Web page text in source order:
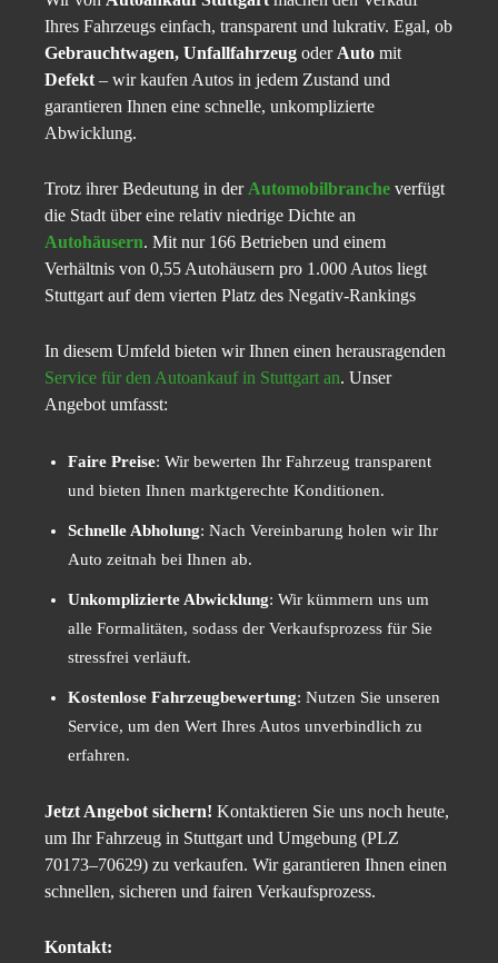
Ihres Fahrzeugs einfach, transparent und lukrativ. Egal, ob
Gebrauchtwagen, Unfallfahrzeug oder Auto mit
Defekt – wir kaufen Autos in jedem Zustand und
garantieren Ihnen eine schnelle, unkomplizierte
Abwicklung.
Trotz ihrer Bedeutung in der Automobilbranche verfügt
die Stadt über eine relativ niedrige Dichte an
Autohäusern. Mit nur 166 Betrieben und einem
Verhältnis von 0,55 Autohäusern pro 1.000 Autos liegt
Stuttgart auf dem vierten Platz des Negativ-Rankings
In diesem Umfeld bieten wir Ihnen einen herausragenden
Service für den Autoankauf in Stuttgart an. Unser
Angebot umfasst:
Faire Preise: Wir bewerten Ihr Fahrzeug transparent
und bieten Ihnen marktgerechte Konditionen.
Schnelle Abholung: Nach Vereinbarung holen wir Ihr
Auto zeitnah bei Ihnen ab.
Unkomplizierte Abwicklung: Wir kümmern uns um
alle Formalitäten, sodass der Verkaufsprozess für Sie
stressfrei verläuft.
Kostenlose Fahrzeugbewertung: Nutzen Sie unseren
Service, um den Wert Ihres Autos unverbindlich zu
erfahren.
Jetzt Angebot sichern! Kontaktieren Sie uns noch heute,
um Ihr Fahrzeug in Stuttgart und Umgebung (PLZ
70173–70629) zu verkaufen. Wir garantieren Ihnen einen
schnellen, sicheren und fairen Verkaufsprozess.
Kontakt: